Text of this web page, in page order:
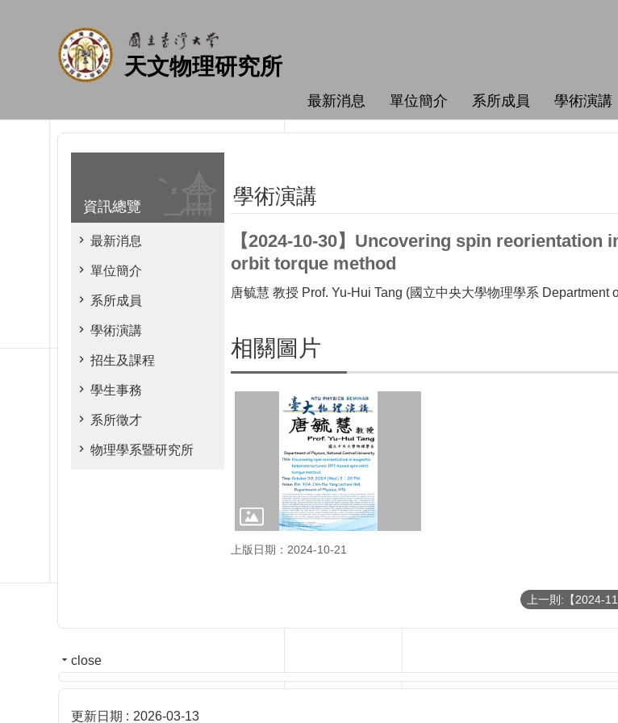
天文物理研究所
最新消息 單位簡介 系所成員 學術演講
資訊總覽
最新消息
單位簡介
系所成員
學術演講
招生及課程
學生事務
系所徵才
物理學系暨研究所
學術演講
【2024-10-30】Uncovering spin
orbit torque method
唐毓慧 教授 Prof. Yu-Hui Tang (國立中央大學物理學系
相關圖片
上版日期：2024-10-21
close
更新日期 2026-03-13